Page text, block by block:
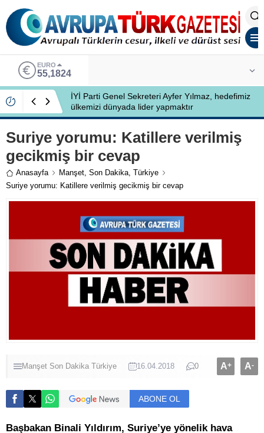
EURO
55,1824
İYİ Parti Genel Sekreteri Ayfer Yılmaz, hedefimiz
ülkemizi dünyada lider yapmaktır
Suriye yorumu: Katillere verilmiş
gecikmiş bir cevap
Anasayfa Manşet, Son Dakika, Türkiye
Suriye yorumu: Katillere verilmiş gecikmiş bir cevap
Manşet Son Dakika Türkiye 16.04.2018 0 A+ A-
ABONE OL
Başbakan Binali Yıldırım, Suriye’ye yönelik hava